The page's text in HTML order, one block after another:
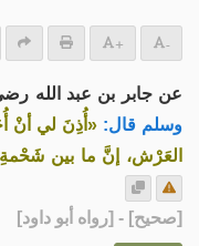
+ -
عن جابر بن عبد الله
وسلم قال: «أُذِنَ لي أنْ
العَرْش، إنَّ ما بين
[صحيح] - [رواه أبو داود]